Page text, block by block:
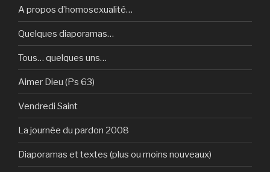
A propos d’homosexualité…
Quelques diaporamas…
Tous… quelques uns…
Aimer Dieu (Ps 63)
Vendredi Saint
La journée du pardon 2008
Diaporamas et textes (plus ou moins nouveaux)